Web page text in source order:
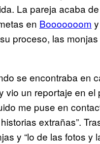
La pareja acaba
en Booooooom
proceso, las
se encontraba en
un reportaje en el
me puse en
extrañas”.
y “lo de las fotos y